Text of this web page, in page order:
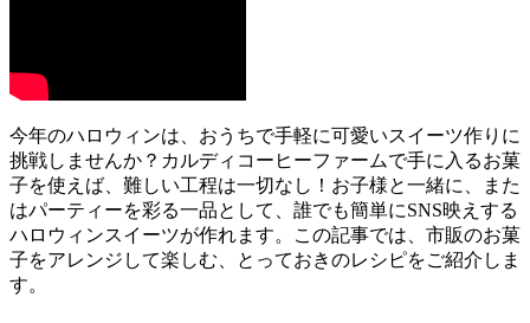
今年のハロウィンは、おうちで手軽に可愛いスイーツ作りに
挑戦しませんか？カルディコーヒーファームで手に入るお菓
子を使えば、難しい工程は一切なし！お子様と一緒に、また
はパーティーを彩る一品として、誰でも簡単にSNS映えする
ハロウィンスイーツが作れます。この記事では、市販のお菓
子をアレンジして楽しむ、とっておきのレシピをご紹介しま
す。